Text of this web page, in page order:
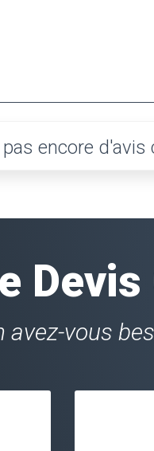
encore d'avis
avez-vous